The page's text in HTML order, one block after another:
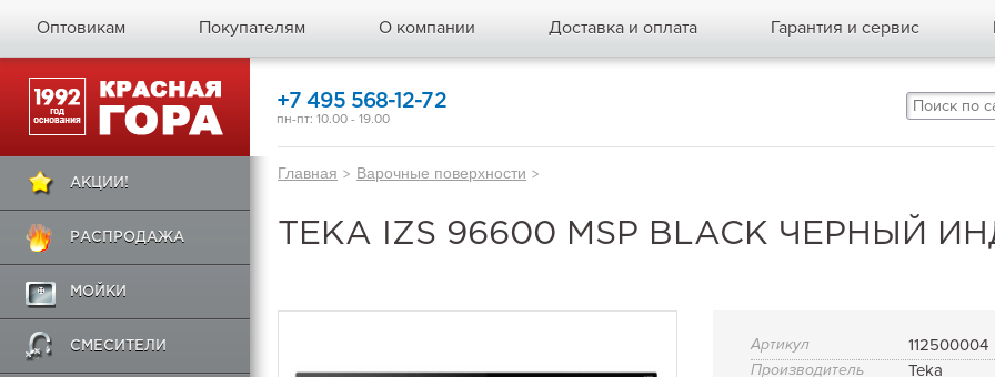
Оптовикам Покупателям О компании Доставка и оплата Гарантия и сервис
АКЦИИ!
РАСПРОДАЖА
МОЙКИ
СМЕСИТЕЛИ
+7 495 568-12-72
пн-пт: 10.00 - 19.00
Главная > Варочные поверхности >
TEKA IZS 96600 MSP BLACK ЧЕРНЫЙ
Артикул 112500004
Производитель Teka